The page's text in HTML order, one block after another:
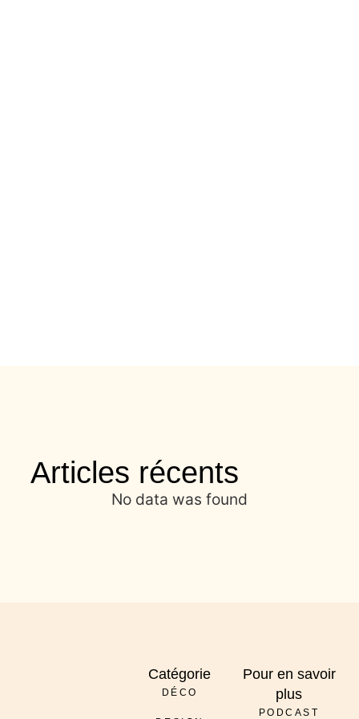
Articles récents
No data was found
Catégorie
DÉCO
Pour en savoir
plus
PODCAST